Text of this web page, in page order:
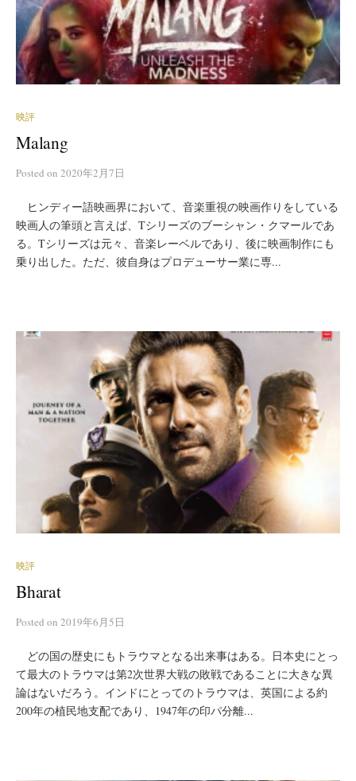
映評
Malang
Posted on 2020年2月7日
ヒンディー語映画界において、音楽重視の映画作りをしている
映画人の筆頭と言えば、Tシリーズのブーシャン・クマールであ
る。Tシリーズは元々、音楽レーベルであり、後に映画制作にも
乗り出した。ただ、彼自身はプロデューサー業に専...
映評
Bharat
Posted on 2019年6月5日
どの国の歴史にもトラウマとなる出来事はある。日本史にとっ
て最大のトラウマは第2次世界大戦の敗戦であることに大きな異
論はないだろう。インドにとってのトラウマは、英国による約
200年の植民地支配であり、1947年の印パ分離...